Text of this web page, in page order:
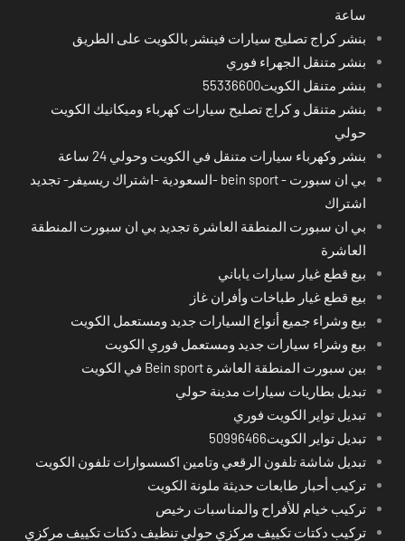
ساعة
بنشر كراج تصليح سيارات فينشر بالكويت على الطريق
بنشر متنقل الجهراء فوري
بنشر متنقل الكويت55336600
بنشر متنقل و كراج تصليح سيارات كهرباء وميكانيك الكويت
حولي
بنشر وكهرباء سيارات متنقل في الكويت وحولي 24 ساعة
بي ان سبورت - bein sport -السعودية -اشتراك ريسيفر- تجديد
اشتراك
بي ان سبورت المنطقة العاشرة تجديد بي ان سبورت المنطقة
العاشرة
بيع قطع غيار سيارات ياباني
بيع قطع غيار طباخات وأفران غاز
بيع وشراء جميع أنواع السيارات جديد ومستعمل الكويت
بيع وشراء سيارات جديد ومستعمل فوري الكويت
بين سبورت المنطقة العاشرة Bein sport في الكويت
تبديل بطاريات سيارات مدينة حولي
تبديل تواير الكويت فوري
تبديل تواير الكويت50996466
تبديل شاشة تلفون الرقعي وتامين اكسسوارات تلفون الكويت
تركيب أحبار طابعات حديثة ملونة الكويت
تركيب خيام للأفراح والمناسبات رخيص
تركيب دكتات تكييف مركزي حولي تنظيف دكتات تكييف مركزي